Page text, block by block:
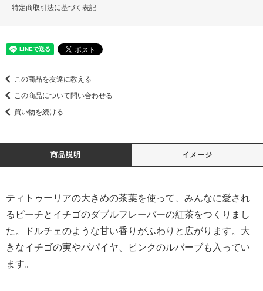
特定商取引法に基づく表記
この商品を友達に教える
この商品について問い合わせる
買い物を続ける
商品説明 イメージ
ティトゥーリアの大きめの茶葉を使って、みんなに愛され
るピーチとイチゴのダブルフレーバーの紅茶をつくりまし
た。ドルチェのような甘い香りがふわりと広がります。大
きなイチゴの実やパパイヤ、ピンクのルバーブも入ってい
ます。